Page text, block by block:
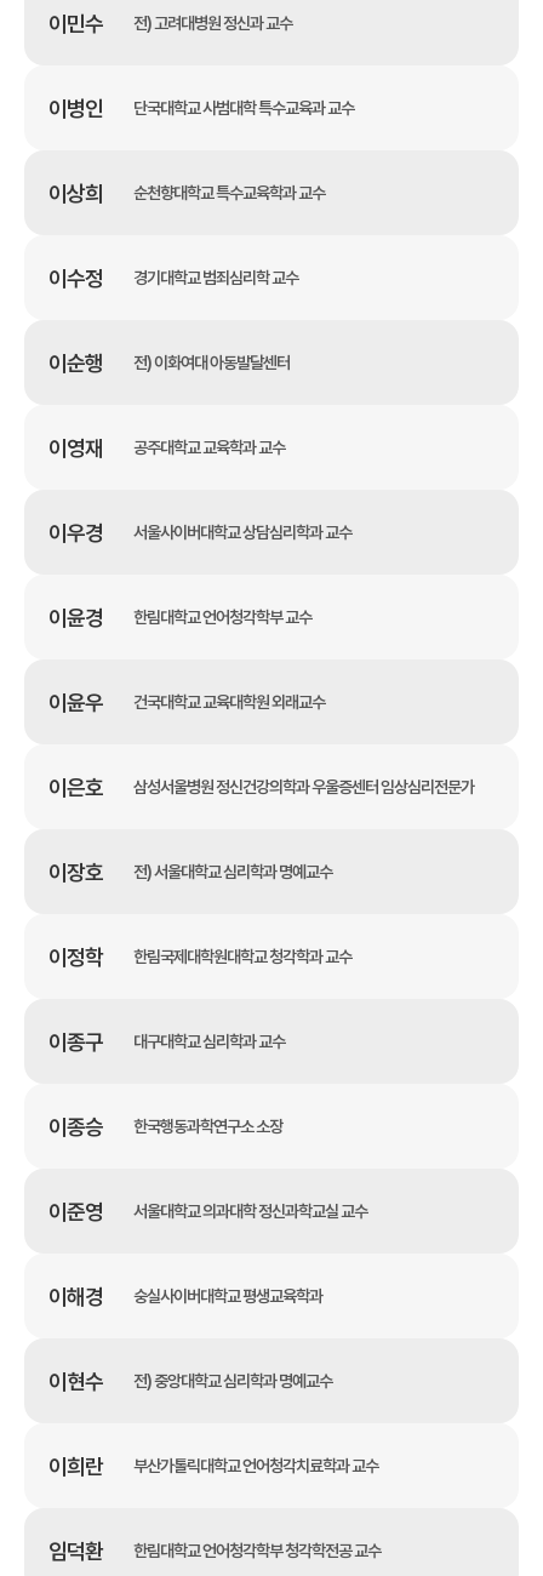
이민수 전) 고려대병원 정신과 교수
이병인 단국대학교 사범대학 특수교육과 교수
이상희 순천향대학교 특수교육학과 교수
이수정 경기대학교 범죄심리학 교수
이순행 전) 이화여대 아동발달센터
이영재 공주대학교 교육학과 교수
이우경 서울사이버대학교 상담심리학과 교수
이윤경 한림대학교 언어청각학부 교수
이윤우 건국대학교 교육대학원 외래교수
이은호 삼성서울병원 정신건강의학과 우울증센터 임상심리전문가
이장호 전) 서울대학교 심리학과 명예교수
이정학 한림국제대학원대학교 청각학과 교수
이종구 대구대학교 심리학과 교수
이종승 한국행동과학연구소 소장
이준영 서울대학교 의과대학 정신과학교실 교수
이해경 숭실사이버대학교 평생교육학과
이현수 전) 중앙대학교 심리학과 명예교수
이희란 부산가톨릭대학교 언어청각치료학과 교수
임덕환 한림대학교 언어청각학부 청각학전공 교수